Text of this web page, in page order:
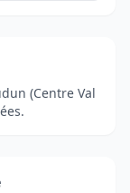
(Centre Val